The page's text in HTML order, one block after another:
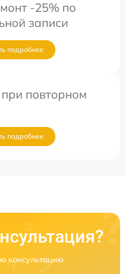
-25% по
записи
подробнее
повторном
подробнее
консультацию